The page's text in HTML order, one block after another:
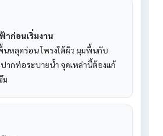
าก่อนเริ่มงาน
นหลุดร่อน โพรงใต้ผิว มุมพื้นกับ
ากท่อระบายน้ำ จุดเหล่านี้ต้องแก้
ม